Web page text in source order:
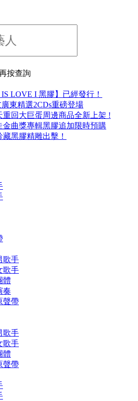
按查詢
LOVE I 黑膠】已經發行！
東精選2CDs重磅登場
重回大巨蛋周邊商品全新上架 !
金曲獎專輯黑膠追加限時預購
黑膠精雕出擊！
歌手
歌手
體
奏
聲帶
歌手
歌手
體
聲帶